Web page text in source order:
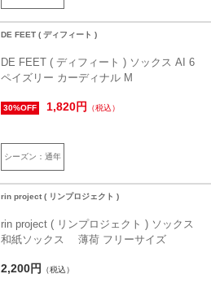
DE FEET ( ディフィート )
DE FEET ( ディフィート ) ソックス AI 6
ペイズリー カーディナル M
30%OFF 1,820円 （税込）
シーズン：通年
rin project ( リンプロジェクト )
rin project ( リンプロジェクト ) ソックス
和紙ソックス 薄荷 フリーサイズ
2,200円 （税込）